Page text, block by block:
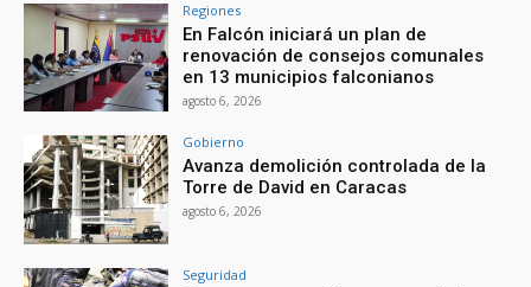
Regiones
En Falcón iniciará un plan de
renovación de consejos comunales
en 13 municipios falconianos
agosto 6, 2026
Gobierno
Avanza demolición controlada de la
Torre de David en Caracas
agosto 6, 2026
Seguridad